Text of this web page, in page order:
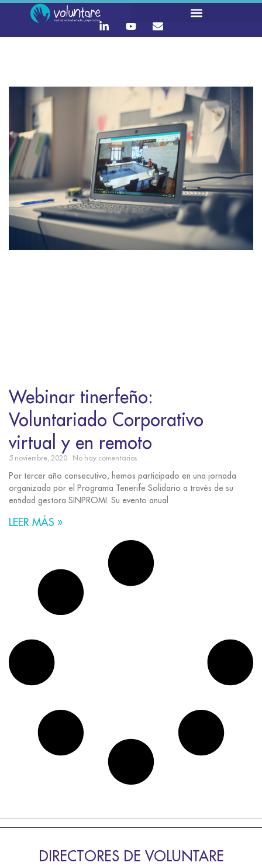
Webinar tinerfeño:
Voluntariado Corporativo
virtual y en remoto
5 noviembre, 2020 No hay comentarios
Por tercer año consecutivo, hemos participado en una jornada
organizada por el Programa Tenerife Solidario a través de su
entidad gestora SINPROMI. Su evento anual
LEER MÁS »
DIRECTORES DE VOLUNTARE